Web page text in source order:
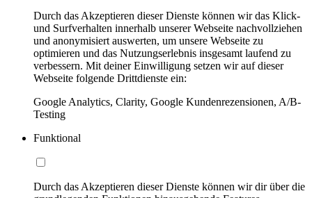
Durch das Akzeptieren dieser Dienste können wir das Klick-
und Surfverhalten innerhalb unserer Webseite nachvollziehen
und anonymisiert auswerten, um unsere Webseite zu
optimieren und das Nutzungserlebnis insgesamt laufend zu
verbessern. Mit deiner Einwilligung setzen wir auf dieser
Webseite folgende Drittdienste ein:
Google Analytics, Clarity, Google Kundenrezensionen, A/B-
Testing
Funktional
Durch das Akzeptieren dieser Dienste können wir dir über die